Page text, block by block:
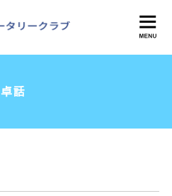
日田ロータリークラブ
卓話